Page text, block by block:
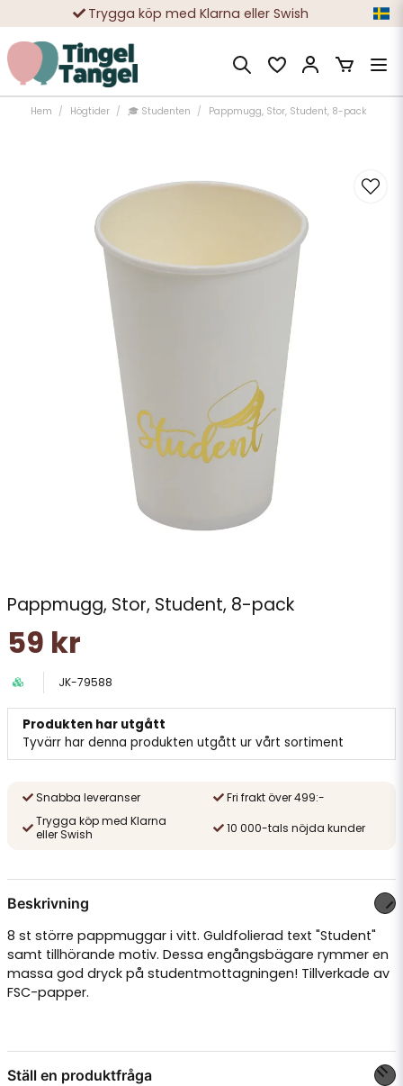
Trygga köp med Klarna eller Swish
10 000-tals nöjda kunder
Hem Högtider 🎓 Studenten Pappmugg, Stor, Student, 8-pack
Pappmugg, Stor, Student, 8-pack
59 kr
JK-79588
Produkten har utgått
Tyvärr har denna produkten utgått ur vårt sortiment
Snabba leveranser
Fri frakt över 499:-
Trygga köp med Klarna
eller Swish
10 000-tals nöjda kunder
Beskrivning
8 st större pappmuggar i vitt. Guldfolierad text "Student"
samt tillhörande motiv. Dessa engångsbägare rymmer en
massa god dryck på studentmottagningen! Tillverkade av
FSC-papper.
Ställ en produktfråga